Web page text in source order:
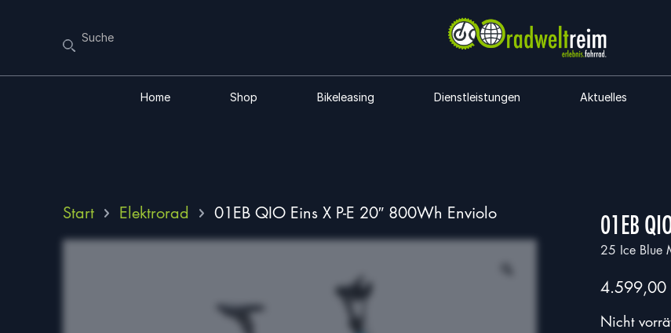
Home Shop Bikeleasing Dienstleistungen Aktuelles
Start Elektrorad 01EB QIO Eins X P-E 20″ 800Wh Enviolo 01EB
25 Ice Blue
4.599,00
Nicht